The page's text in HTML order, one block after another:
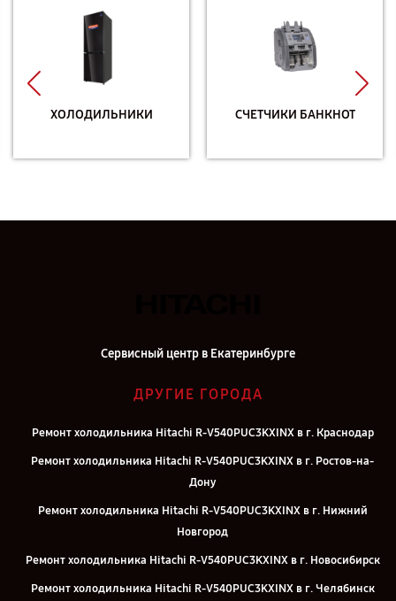
ХОЛОДИЛЬНИКИ СЧЕТЧИКИ БАНКНОТ
Сервисный центр в Екатеринбурге
ДРУГИЕ ГОРОДА
Ремонт холодильника Hitachi R-V540PUC3KXINX в г. Краснодар
Ремонт холодильника Hitachi R-V540PUC3KXINX в г. Ростов-на-
Дону
Ремонт холодильника Hitachi R-V540PUC3KXINX в г. Нижний
Новгород
Ремонт холодильника Hitachi R-V540PUC3KXINX в г. Новосибирск
Ремонт холодильника Hitachi R-V540PUC3KXINX в г. Челябинск